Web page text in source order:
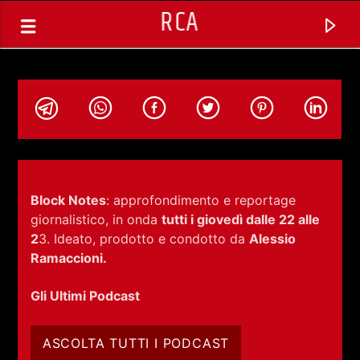
RCA
TRACCIA CORRENTE
SELEZIONI MUSICALI
Block Notes: approfondimento e reportage
giornalistico, in ondatutti i giovedì dalle 22 alle
23. Ideato, prodotto e condotto daAlessio
Ramaccioni.
Gli Ultimi Podcast
ASCOLTA TUTTI I PODCAST